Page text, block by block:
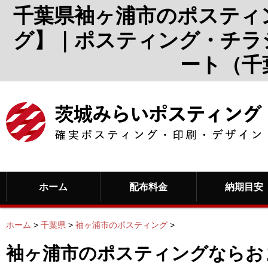
千葉県袖ヶ浦市のポステ
グ】｜ポスティング・チ
ート（
ホーム 配布料金 納期目安
ホーム > 千葉県 > 袖ヶ浦市のポスティング >
袖ヶ浦市のポスティングなら